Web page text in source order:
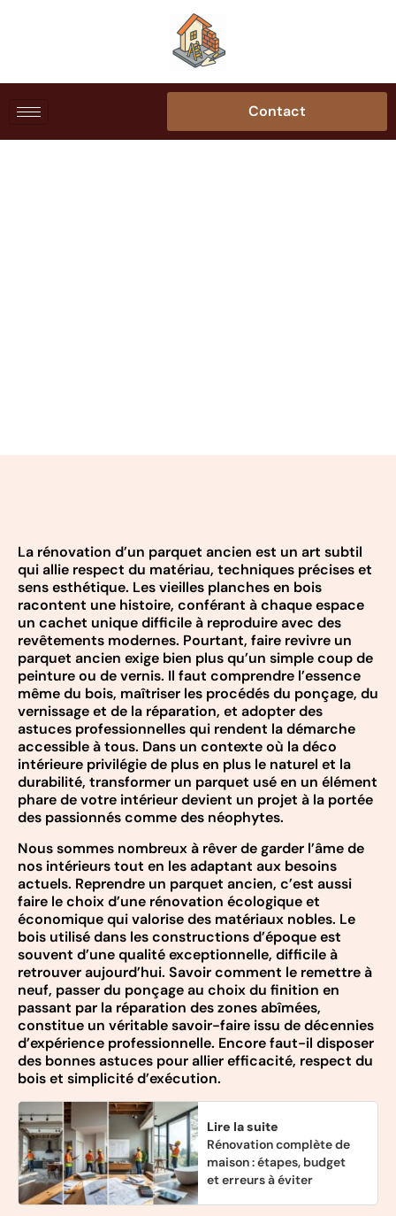
Contact
La rénovation d’un parquet ancien est un art subtil
qui allie respect du matériau, techniques précises et
sens esthétique. Les vieilles planches en bois
racontent une histoire, conférant à chaque espace
un cachet unique difficile à reproduire avec des
revêtements modernes. Pourtant, faire revivre un
parquet ancien exige bien plus qu’un simple coup de
peinture ou de vernis. Il faut comprendre l’essence
même du bois, maîtriser les procédés du ponçage, du
vernissage et de la réparation, et adopter des
astuces professionnelles qui rendent la démarche
accessible à tous. Dans un contexte où la déco
intérieure privilégie de plus en plus le naturel et la
durabilité, transformer un parquet usé en un élément
phare de votre intérieur devient un projet à la portée
des passionnés comme des néophytes.
Nous sommes nombreux à rêver de garder l’âme de
nos intérieurs tout en les adaptant aux besoins
actuels. Reprendre un parquet ancien, c’est aussi
faire le choix d’une rénovation écologique et
économique qui valorise des matériaux nobles. Le
bois utilisé dans les constructions d’époque est
souvent d’une qualité exceptionnelle, difficile à
retrouver aujourd’hui. Savoir comment le remettre à
neuf, passer du ponçage au choix du finition en
passant par la réparation des zones abîmées,
constitue un véritable savoir-faire issu de décennies
d’expérience professionnelle. Encore faut-il disposer
des bonnes astuces pour allier efficacité, respect du
bois et simplicité d’exécution.
Lire la suite
Rénovation complète de
maison : étapes, budget
et erreurs à éviter